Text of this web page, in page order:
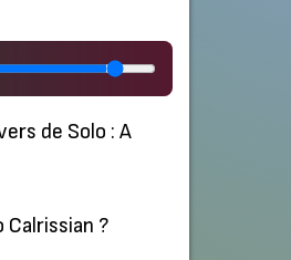
de Solo : A
?